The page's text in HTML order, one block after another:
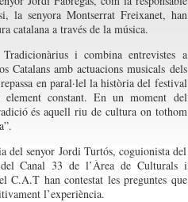
la senyora Montserrat Freixanet, han
catalana a través de la música.
i combina entrevistes a
Catalans amb actuacions musicals dels
en paral·lel la història del festival
constant. En un moment del
és aquell riu de cultura on tothom
del senyor Jordi Turtós, coguionista del
Canal 33 de l’Àrea de Culturals i
C.A.T han contestat les preguntes que
l’experiència.